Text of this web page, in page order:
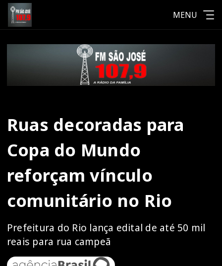
MENU
Ruas decoradas para
Copa do Mundo
reforçam vínculo
comunitário no Rio
Prefeitura do Rio lança edital de até 50 mil
reais para rua campeã